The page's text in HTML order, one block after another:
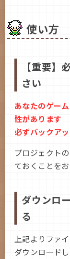
使い方
【重要】
さい
あなたのゲー
性があります
必ずバックア
プロジェクト
ておくことをお
ダウンロ
る
上記よりファ
ダウンロード